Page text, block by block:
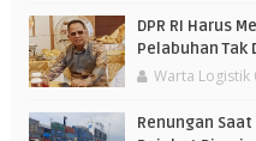
DPR RI Harus
Pelabuhan Tak
Warta Logistik
Renungan